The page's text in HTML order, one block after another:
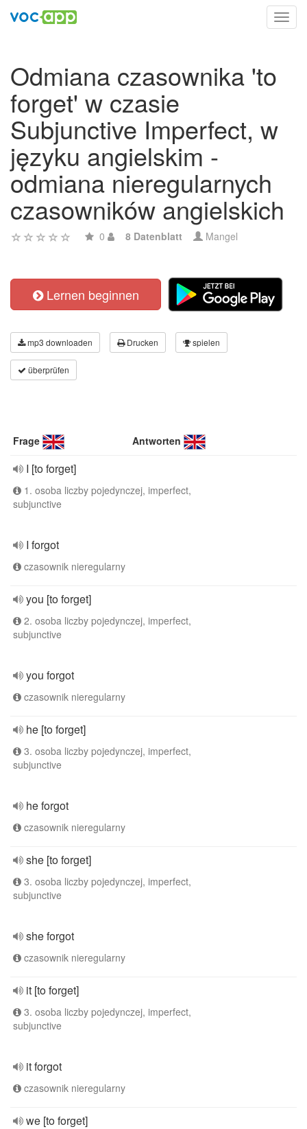
Odmiana czasownika 'to
forget' w czasie
Subjunctive Imperfect, w
języku angielskim -
odmiana nieregularnych
czasowników angielskich
0 8 Datenblatt Mangel
Lernen beginnen
mp3 downloaden Drucken spielen
überprüfen
Frage Antworten
I [to forget]
1. osoba liczby pojedynczej, imperfect,
subjunctive
I forgot
czasownik nieregularny
you [to forget]
2. osoba liczby pojedynczej, imperfect,
subjunctive
you forgot
czasownik nieregularny
he [to forget]
3. osoba liczby pojedynczej, imperfect,
subjunctive
he forgot
czasownik nieregularny
she [to forget]
3. osoba liczby pojedynczej, imperfect,
subjunctive
she forgot
czasownik nieregularny
it [to forget]
3. osoba liczby pojedynczej, imperfect,
subjunctive
it forgot
czasownik nieregularny
we [to forget]